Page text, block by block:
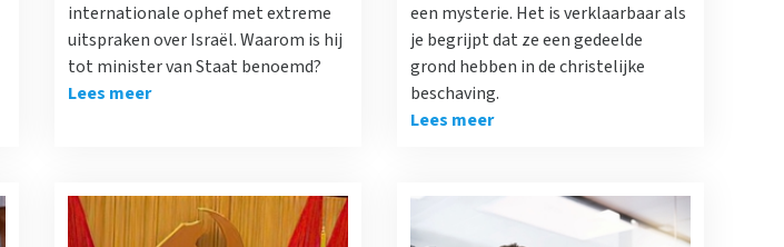
internationale ophef met extreme
uitspraken over Israël. Waarom is hij
tot minister van Staat benoemd?
Lees meer
een mysterie. Het is verklaarbaar als
je begrijpt dat ze een gedeelde
grond hebben in de christelijke
beschaving.
Lees meer